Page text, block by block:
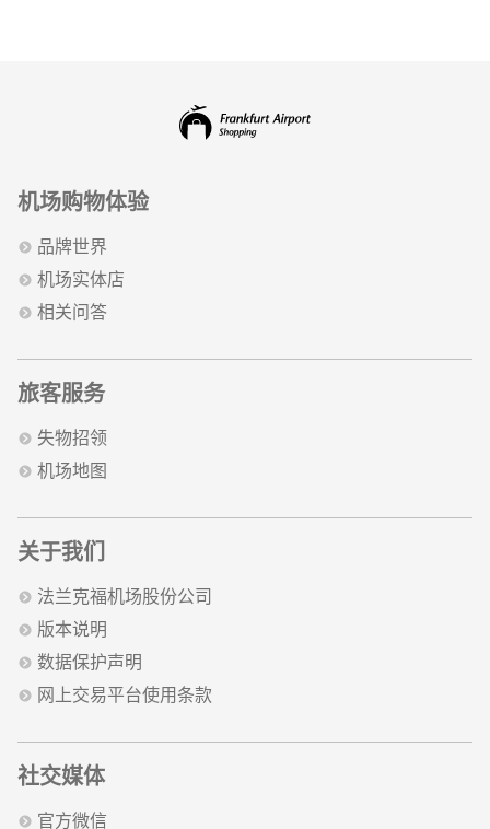
机场购物体验
品牌世界
机场实体店
相关问答
旅客服务
失物招领
机场地图
关于我们
法兰克福机场股份公司
版本说明
数据保护声明
网上交易平台使用条款
社交媒体
官方微信